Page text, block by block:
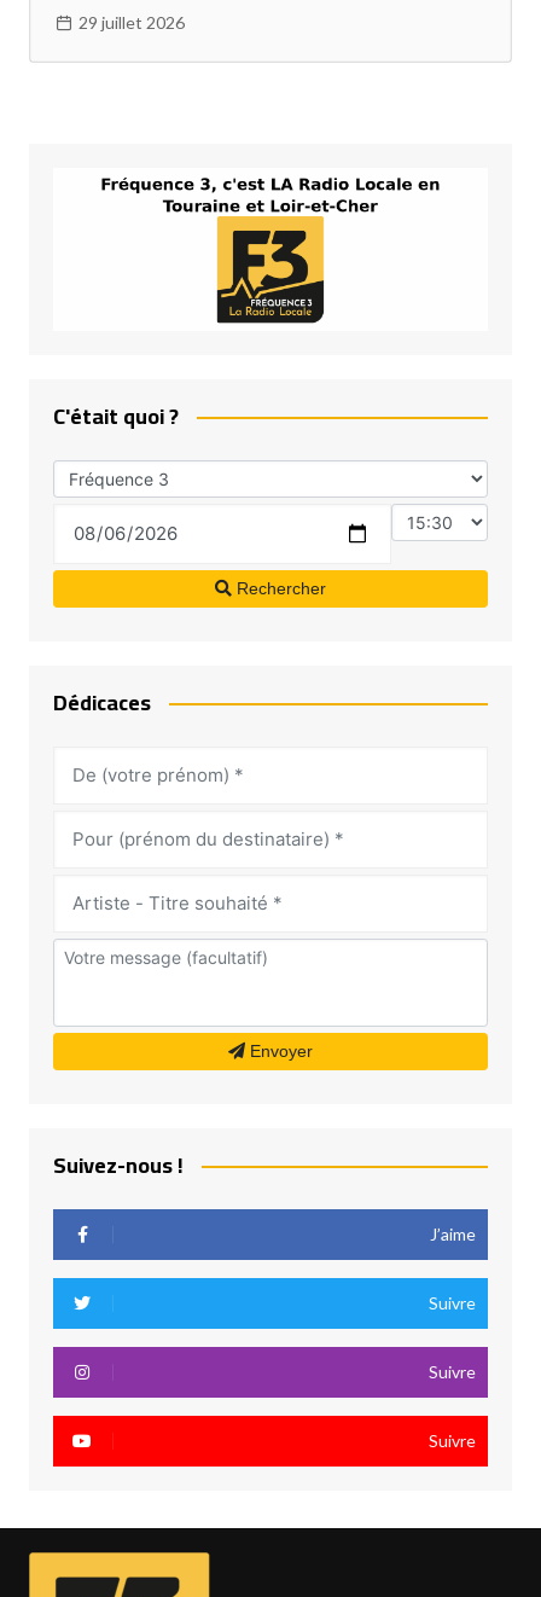
29 juillet 2026
C'était quoi ?
Rechercher
Dédicaces
Envoyer
Suivez-nous !
J’aime
Suivre
Suivre
Suivre